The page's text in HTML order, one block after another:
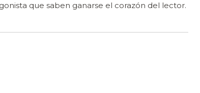
que saben ganarse el corazón del lector.